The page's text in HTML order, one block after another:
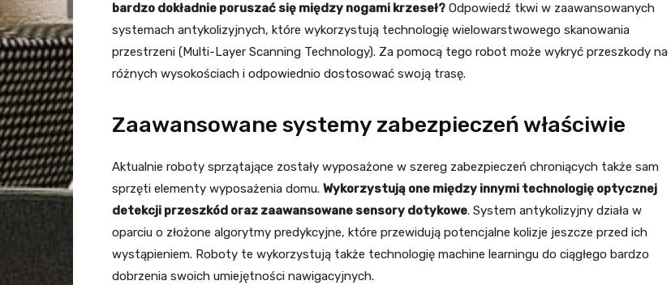
bardzo dokładnie poruszać się między nogami krzeseł? Odpowiedź tkwi w zaawansowanych
systemach antykolizyjnych, które wykorzystują technologię wielowarstwowego skanowania
przestrzeni (Multi-Layer Scanning Technology). Za pomocą tego robot może wykryć przeszkody na
różnych wysokościach i odpowiednio dostosować swoją trasę.
Zaawansowane systemy zabezpieczeń właściwie
Aktualnie roboty sprzątające zostały wyposażone w szereg zabezpieczeń chroniących także sam
sprzęti elementy wyposażenia domu. Wykorzystują one między innymi technologię optycznej
detekcji przeszkód oraz zaawansowane sensory dotykowe. System antykolizyjny działa w
oparciu o złożone algorytmy predykcyjne, które przewidują potencjalne kolizje jeszcze przed ich
wystąpieniem. Roboty te wykorzystują także technologię machine learningu do ciągłego bardzo
dobrzenia swoich umiejętności nawigacyjnych.